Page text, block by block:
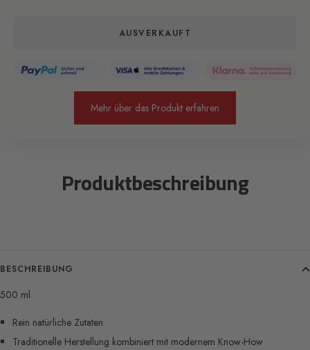
AUSVERKAUFT
Mehr über das Produkt erfahren
Produktbeschreibung
BESCHREIBUNG
500 ml
Rein natürliche Zutaten
Traditionelle Herstellung kombiniert mit modernem Know-How